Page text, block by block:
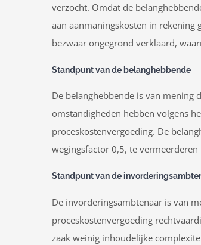
verzocht. Omdat de
aan aanmaningskosten in rekening
bezwaar ongegrond verklaard,
Standpunt van de belanghebbende
De belanghebbende is van mening
omstandigheden hebben volgens
proceskostenvergoeding. De
wegingsfactor 0,5, te
Standpunt van de
De invorderingsambtenaar is van
proceskostenvergoeding
zaak weinig inhoudelijke